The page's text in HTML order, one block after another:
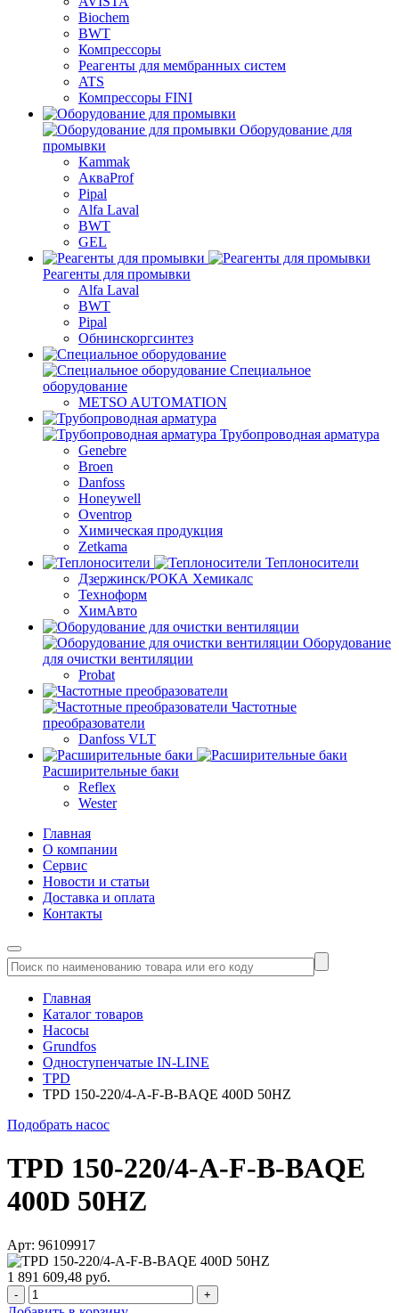
Biochem
BWT
Компрессоры
Реагенты для мембранных систем
ATS
Компрессоры FINI
Оборудование для
промывки
Kammak
АкваProf
Pipal
Alfa Laval
BWT
GEL
Реагенты для промывки
Alfa Laval
BWT
Pipal
Обнинскоргсинтез
Специальное
оборудование
METSO AUTOMATION
Трубопроводная арматура
Genebre
Broen
Danfoss
Honeywell
Oventrop
Химическая продукция
Zetkama
Теплоносители
Дзержинск/РОКА Хемикалс
Техноформ
ХимАвто
Оборудование
для очистки вентиляции
Probat
Частотные
преобразователи
Danfoss VLT
Расширительные баки
Reflex
Wester
Главная
О компании
Сервис
Новости и статьи
Доставка и оплата
Контакты
Главная
Каталог товаров
Насосы
Grundfos
Одноступенчатые IN-LINE
TPD
TPD 150-220/4-A-F-B-BAQE 400D 50HZ
Подобрать насос
TPD 150-220/4-A-F-B-BAQE
400D 50HZ
Арт: 96109917
1 891 609,48 руб.
- +